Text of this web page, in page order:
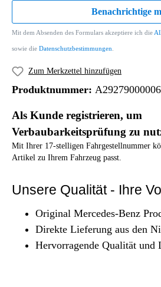
Benachrichtige
Mit dem Absenden des Formulars akzeptiere ich die
sowie die Datenschutzbestimmungen
Zum Merkzettel hinzufügen
Produktnummer:
Als Kunde registrieren, um
Verbaubarkeitsprüfung zu
Mit Ihrer 17-stelligen Fahrgestellnummer
Artikel zu Ihrem Fahrzeug passt.
Unsere Qualität - Ihre
Original Mercedes-Benz
Direkte Lieferung aus den
Hervorragende Qualität und